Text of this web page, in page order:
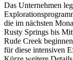
Das Unternehmen
die im nächsten
Rusty Springs bis
Rude Creek
für diese intensiven